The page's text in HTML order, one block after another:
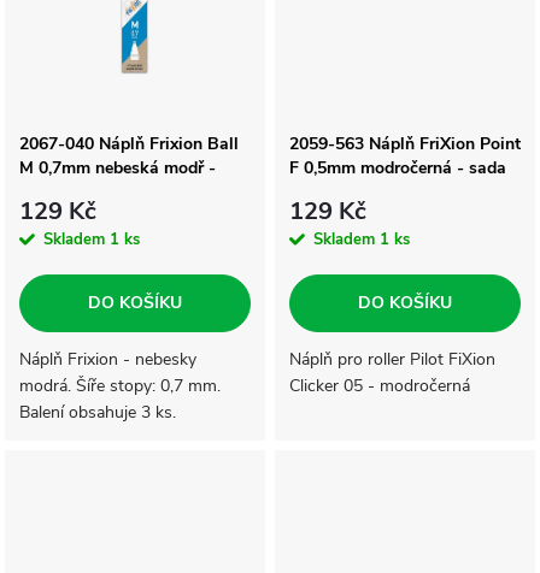
2067-040 Náplň Frixion Ball
M 0,7mm nebeská modř -
129 Kč
Skladem 1 ks
DO KOŠÍKU
Náplň Frixion - nebesky
modrá. Šíře stopy: 0,7 mm.
Balení obsahuje 3 ks.
2059-563 Náplň FriXion Point
F 0,5mm modročerná - sada
129 Kč
Skladem 1 ks
DO KOŠÍKU
Náplň pro roller Pilot FiXion
Clicker 05 - modročerná